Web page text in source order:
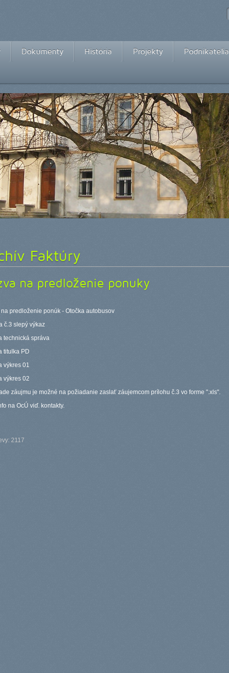
Dokumenty História Projekty Podnikatelia
Faktúry
na predloženie ponuky
predloženie ponúk - Otočka autobusov
č.3 slepý výkaz
technická správa
titulka PD
výkres 01
výkres 02
záujmu je možné na požiadanie zaslať záujemcom prílohu č.3 vo forme ".xls".
na OcÚ viď. kontakty.
2117